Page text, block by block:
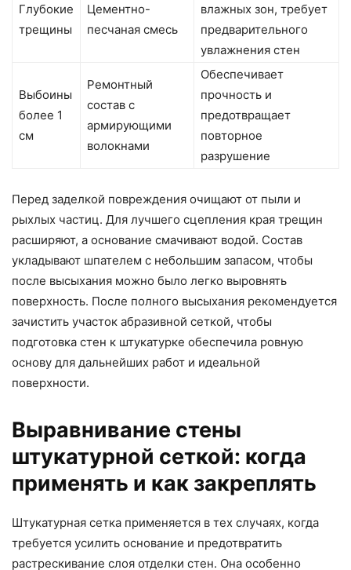
Глубокие
трещины
Цементно-
песчаная смесь
влажных зон, требует
предварительного
увлажнения стен
Выбоины
более 1
см
Ремонтный
состав с
армирующими
волокнами
Обеспечивает
прочность и
предотвращает
повторное
разрушение
Перед заделкой повреждения очищают от пыли и
рыхлых частиц. Для лучшего сцепления края трещин
расширяют, а основание смачивают водой. Состав
укладывают шпателем с небольшим запасом, чтобы
после высыхания можно было легко выровнять
поверхность. После полного высыхания рекомендуется
зачистить участок абразивной сеткой, чтобы
подготовка стен к штукатурке обеспечила ровную
основу для дальнейших работ и идеальной
поверхности.
Выравнивание стены
штукатурной сеткой: когда
применять и как закреплять
Штукатурная сетка применяется в тех случаях, когда
требуется усилить основание и предотвратить
растрескивание слоя отделки стен. Она особенно